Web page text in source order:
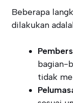
Beberapa
dilakukan
bagian-
tidak